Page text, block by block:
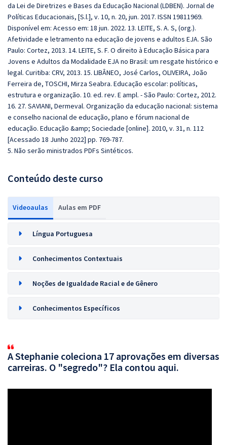
da Lei de Diretrizes e Bases da Educação Nacional (LDBEN). Jornal de
Políticas Educacionais, [S.l.], v. 10, n. 20, jun. 2017. ISSN 19811969.
Disponível em: Acesso em: 18 jun. 2022. 13. LEITE, S. A. S, (org.).
Afetividade e letramento na educação de jovens e adultos EJA. São
Paulo: Cortez, 2013. 14. LEITE, S. F. O direito à Educação Básica para
Jovens e Adultos da Modalidade EJA no Brasil: um resgate histórico e
legal. Curitiba: CRV, 2013. 15. LIBÂNEO, José Carlos, OLIVEIRA, João
Ferreira de, TOSCHI, Mirza Seabra. Educação escolar: políticas,
estrutura e organização. 10. ed. rev. E ampl. - São Paulo: Cortez, 2012.
16. 27. SAVIANI, Dermeval. Organização da educação nacional: sistema
e conselho nacional de educação, plano e fórum nacional de
educação. Educação &amp; Sociedade [online]. 2010, v. 31, n. 112
[Acessado 18 Junho 2022] pp. 769-787.
5. Não serão ministrados PDFs Sintéticos.
Conteúdo deste curso
Videoaulas Aulas em PDF
Língua Portuguesa
Conhecimentos Contextuais
Noções de Igualdade Racial e de Gênero
Conhecimentos Específicos
A Stephanie coleciona 17 aprovações em diversas
carreiras. O "segredo"? Ela contou aqui.